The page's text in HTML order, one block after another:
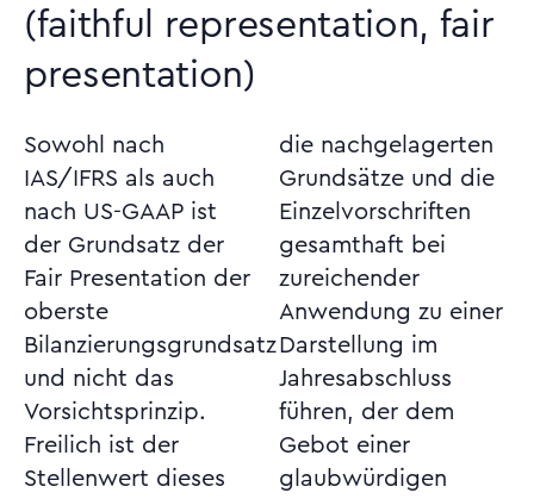
(faithful representation, fair
presentation)
Sowohl nach
IAS/IFRS als auch
nach US-GAAP ist
der Grundsatz der
Fair Presentation der
oberste
Bilanzierungsgrundsatz
und nicht das
Vorsichtsprinzip.
Freilich ist der
Stellenwert dieses
die nachgelagerten
Grundsätze und die
Einzelvorschriften
gesamthaft bei
zureichender
Anwendung zu einer
Darstellung im
Jahresabschluss
führen, der dem
Gebot einer
glaubwürdigen